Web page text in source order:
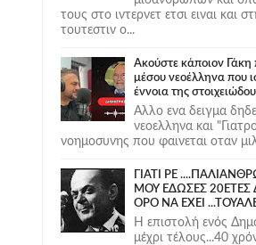
τους στο ιντερνετ ετσι ειναι και
τουτεστιν ο...
Ακούστε κάποιον Γάκη
μέσου νεοέλληνα που
έννοια της
Αλλο ενα δειγμα
νεοελληνα και
νοημοσυνης που φαινεται οταν
ΓΙΑΤΙ ΡΕ
ΜΟΥ ΕΔΩΣΕΣ 20ΕΤΕΣ
ΟΡΟ ΝΑ ΕΧΕΙ
Η επιστολή ενός
μέχρι τέλους...40